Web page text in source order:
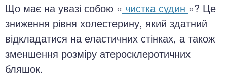
Що має на увазі собою « чистка судин »? Це
зниження рівня холестерину, який здатний
відкладатися на еластичних стінках, а також
зменшення розміру атеросклеротичних
бляшок.